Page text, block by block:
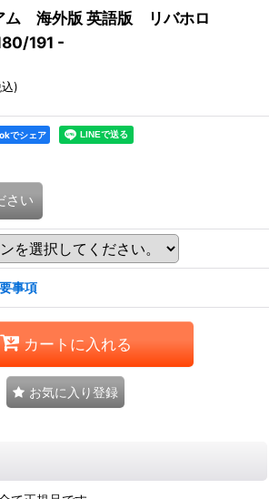
ム 海外版 英語版 リバホロ
191 -
)
でシェア
さい
事項
カートに入れる
お気に入り登録